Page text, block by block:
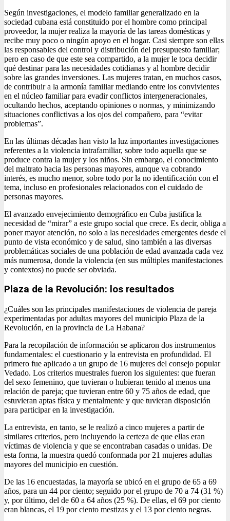
Según investigaciones, el modelo familiar generalizado en la
sociedad cubana está constituido por el hombre como principal
proveedor, la mujer realiza la mayoría de las tareas domésticas y
recibe muy poco o ningún apoyo en el hogar. Casi siempre son ellas
las responsables del control y distribución del presupuesto familiar;
pero en caso de que este sea compartido, a la mujer le toca decidir
qué destinar para las necesidades cotidianas y al hombre decidir
sobre las grandes inversiones. Las mujeres tratan, en muchos casos,
de contribuir a la armonía familiar mediando entre los convivientes
en el núcleo familiar para evadir conflictos intergeneracionales,
ocultando hechos, aceptando opiniones o normas, y minimizando
situaciones conflictivas a los ojos del compañero, para “evitar
problemas”.
En las últimas décadas han visto la luz importantes investigaciones
referentes a la violencia intrafamiliar, sobre todo aquella que se
produce contra la mujer y los niños. Sin embargo, el conocimiento
del maltrato hacia las personas mayores, aunque va cobrando
interés, es mucho menor, sobre todo por la no identificación con el
tema, incluso en profesionales relacionados con el cuidado de
personas mayores.
El avanzado envejecimiento demográfico en Cuba justifica la
necesidad de “mirar” a este grupo social que crece. Es decir, obliga a
poner mayor atención, no solo a las necesidades emergentes desde el
punto de vista económico y de salud, sino también a las diversas
problemáticas sociales de una población de edad avanzada cada vez
más numerosa, donde la violencia (en sus múltiples manifestaciones
y contextos) no puede ser obviada.
Plaza de la Revolución: los resultados
¿Cuáles son las principales manifestaciones de violencia de pareja
experimentadas por adultas mayores del municipio Plaza de la
Revolución, en la provincia de La Habana?
Para la recopilación de información se aplicaron dos instrumentos
fundamentales: el cuestionario y la entrevista en profundidad. El
primero fue aplicado a un grupo de 16 mujeres del consejo popular
Vedado. Los criterios muestrales fueron los siguientes: que fueran
del sexo femenino, que tuvieran o hubieran tenido al menos una
relación de pareja; que tuvieran entre 60 y 75 años de edad, que
estuvieran aptas física y mentalmente y que tuvieran disposición
para participar en la investigación.
La entrevista, en tanto, se le realizó a cinco mujeres a partir de
similares criterios, pero incluyendo la certeza de que ellas eran
víctimas de violencia y que se encontraban casadas o unidas. De
esta forma, la muestra quedó conformada por 21 mujeres adultas
mayores del municipio en cuestión.
De las 16 encuestadas, la mayoría se ubicó en el grupo de 65 a 69
años, para un 44 por ciento; seguido por el grupo de 70 a 74 (31 %)
y, por último, del de 60 a 64 años (25 %). De ellas, el 69 por ciento
eran blancas, el 19 por ciento mestizas y el 13 por ciento negras.